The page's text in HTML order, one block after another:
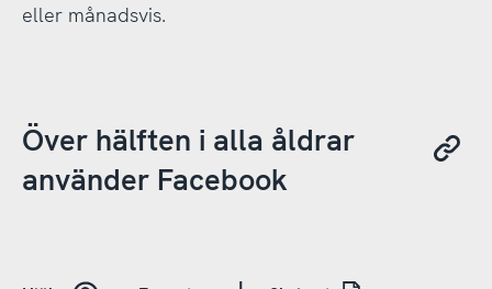
eller månadsvis.
Över hälften i alla åldrar
använder Facebook